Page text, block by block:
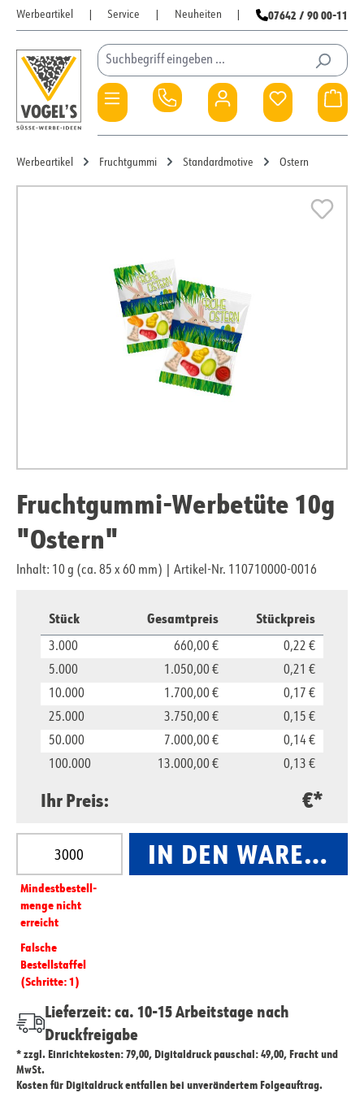
Zum Hauptinhalt springen
Werbeartikel Service Neuheiten 07642 / 90 00-11
Du hast 0
Werbeartikel Fruchtgummi Standardmotive Ostern
Fruchtgummi-Werbetüte 10g
"Ostern"
Inhalt: 10 g (ca. 85 x 60 mm) Artikel-Nr. 110710000-0016
Stück Gesamtpreis Stückpreis
3.000 660,00 €
0,22 €
5.000
1.050,00 €
0,21 €
10.000
1.700,00 €
0,17 €
25.000
3.750,00 €
0,15 €
50.000
7.000,00 €
0,14 €
100.000
13.000,00 € 0,13 €
Ihr Preis: €*
Produkt Anzahl: Gib den gewünschten Wert ein
Mindest­­bestell­­
menge nicht
erreicht
Falsche
Bestellstaffel
(Schritte: 1)
IN DEN
Lieferzeit: ca. 10-15 Arbeitstage nach
Druckfreigabe
* zzgl. Einrichtekosten: 79,00, Digitaldruck pauschal: 49,00, Fracht und
MwSt.
Kosten für Digitaldruck entfallen bei unverändertem Folgeauftrag.